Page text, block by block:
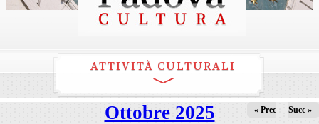
ATTIVITÀ CULTURALI
Ottobre 2025 « Prec Succ »